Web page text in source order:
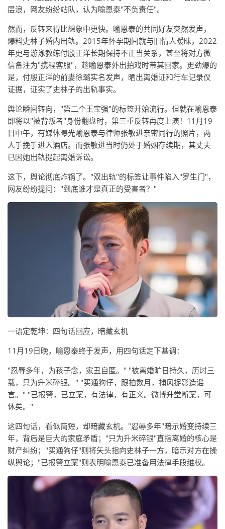
层浪，网友纷纷站队，认为喻恩泰"不负责任"。
然而，反转来得比想象中更快。喻恩泰的共同好友突然发声，
爆料史林子婚内出轨。2015年怀孕期间就与旧情人暧昧，2022
年更与游泳教练付殷正洋长期保持不正当关系，甚至将对方微
信备注为"携程客服"，趁喻恩泰外出拍戏时带其回家。更劲爆的
是，付殷正洋的前妻徐璐实名发声，晒出离婚证和行车记录仪
证据，证实了史林子的出轨事实。
舆论瞬间转向，"第二个王宝强"的标签开始流行。但就在喻恩泰
即将以"被背叛者"身份翻盘时，第三重反转再度上演！11月19
日中午，有媒体曝光喻恩泰与律师张敏进亲密同行的照片，两
人手挽手进入酒店。而张敏进当时仍处于婚姻存续期，其丈夫
已因她出轨提起离婚诉讼。
这下，舆论彻底炸锅了。"双出轨"的标签让事件陷入"罗生门"，
网友纷纷提问："到底谁才是真正的受害者？"
一语定乾坤：四句话回应，暗藏玄机
11月19日晚，喻恩泰终于发声，用四句话定下基调：
"忍辱多年，为孩子念，家丑自匿。" "被离婚旷日持久，历时三
载，只为升米碎银。" "买通狗仔，跟拍数月，捕风捉影造谣
言。" "已报警，已立案，有法律，有正义。微博升堂断案，可
休矣。"
这四句话，看似简短，却暗藏玄机。"忍辱多年"暗示婚变持续三
年，背后是巨大的家庭矛盾；"只为升米碎银"直指离婚的核心是
财产纠纷；"买通狗仔"则将矢头指向史林子一方，暗示对方在操
纵舆论；"已报警立案"则表明喻恩泰已准备用法律手段维权。